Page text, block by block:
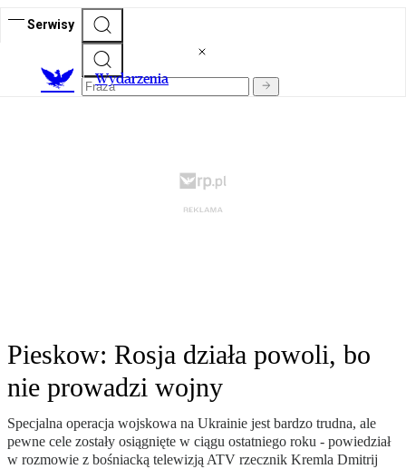
Serwisy
Wydarzenia
Pieskow: Rosja działa powoli, bo
nie prowadzi wojny
Specjalna operacja wojskowa na Ukrainie jest bardzo trudna, ale
pewne cele zostały osiągnięte w ciągu ostatniego roku - powiedział
w rozmowie z bośniacką telewizją ATV rzecznik Kremla Dmitrij